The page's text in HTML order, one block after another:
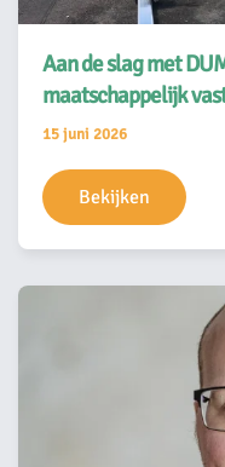
Aan de slag met
maatschappelijk
15 juni 2026
Bekijken